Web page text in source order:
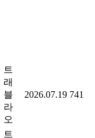
트
래
블
라
오
2026.07.19 741
트